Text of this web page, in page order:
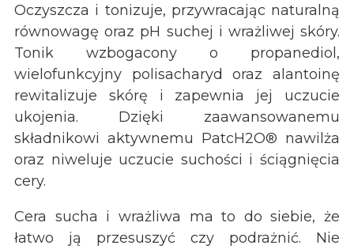
Oczyszcza i tonizuje, przywracając naturalną
równowagę oraz pH suchej i wrażliwej skóry.
Tonik wzbogacony o propanediol,
wielofunkcyjny polisacharyd oraz alantoinę
rewitalizuje skórę i zapewnia jej uczucie
ukojenia. Dzięki zaawansowanemu
składnikowi aktywnemu PatcH2O® nawilża
oraz niweluje uczucie suchości i ściągnięcia
cery.
Cera sucha i wrażliwa ma to do siebie, że
łatwo ją przesuszyć czy podrażnić. Nie